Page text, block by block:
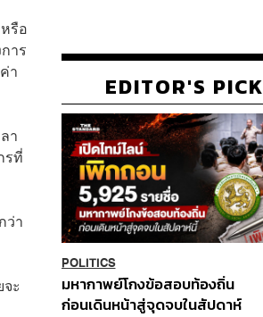
รือ
าร
า
า
รที่
ว่า
ะ
EDITOR'S PICK
POLITICS
มหากาพย์โกงข้อสอบท้องถิ่น
ก่อนเดินหน้าสู่จุดจบในสัปดาห์